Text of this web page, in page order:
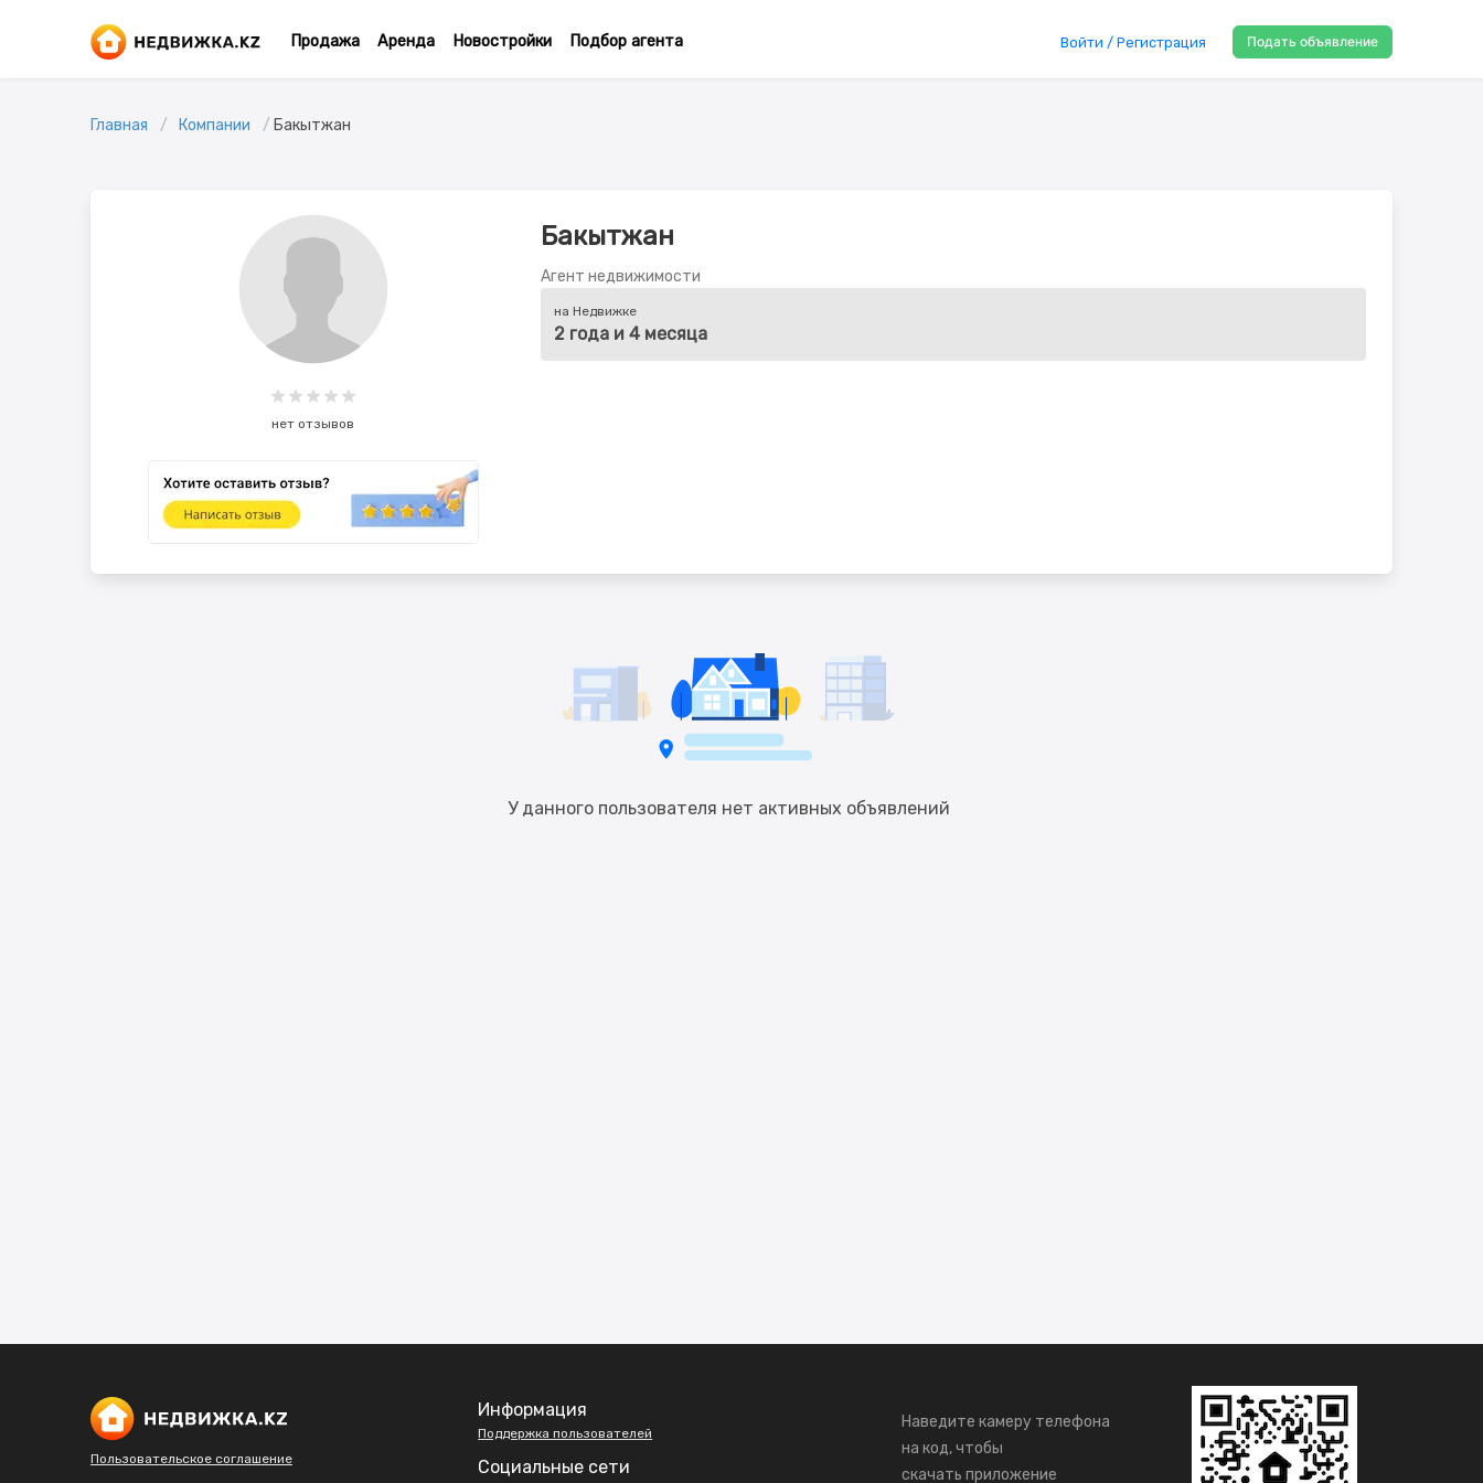
Продажа Аренда Новостройки Подбор агента Войти / Регистрация Подать объявление
Главная Компании Бакытжан
нет отзывов
Бакытжан
Агент недвижимости
на Недвижке
2 года и 4 месяца
У данного пользователя нет активных объявлений
Пользовательское соглашение
Информация
Поддержка пользователей
Социальные сети
Наведите камеру телефона
на код, чтобы
скачать приложение